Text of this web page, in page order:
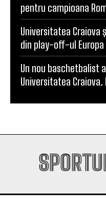
pentru campioana
Universitatea
din play-off-ul Europa
Un nou baschetbalist
Universitatea Craiova.